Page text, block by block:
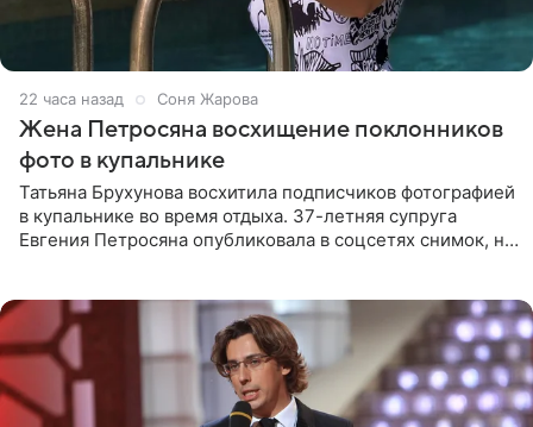
22 часа назад Соня Жарова
Жена Петросяна восхищение поклонников
фото в купальнике
Татьяна Брухунова восхитила подписчиков фотографией
в купальнике во время отдыха. 37-летняя супруга
Евгения Петросяна опубликовала в соцсетях снимок, на